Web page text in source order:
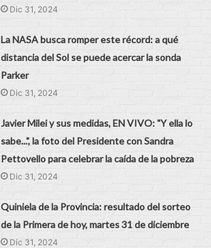
Dic 31, 2024
La NASA busca romper este récord: a qué
distancia del Sol se puede acercar la sonda
Parker
Dic 31, 2024
Javier Milei y sus medidas, EN VIVO: "Y ella lo
sabe...", la foto del Presidente con Sandra
Pettovello para celebrar la caída de la pobreza
Dic 31, 2024
Quiniela de la Provincia: resultado del sorteo
de la Primera de hoy, martes 31 de diciembre
Dic 31, 2024